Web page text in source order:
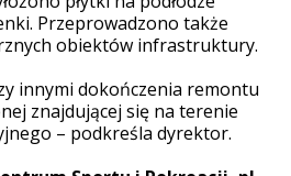
Przeprowadzono także
obiektów infrastruktury.
innymi dokończenia remontu
znajdującej się na terenie
– podkreśla dyrektor.